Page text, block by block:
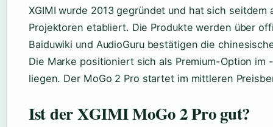
XGIMI wurde 2013 gegründet und hat sich
Projektoren etabliert. Die Produkte werden über
Baiduwiki und AudioGuru bestätigen die
Die Marke positioniert sich als Premium-Option
liegen. Der MoGo 2 Pro startet im mittleren
Ist der XGIMI MoGo 2 Pro gut?